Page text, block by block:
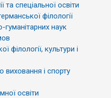
та спеціальної освіти
філології
гуманітарних наук
філології, культури і
виховання і спорту
освіти